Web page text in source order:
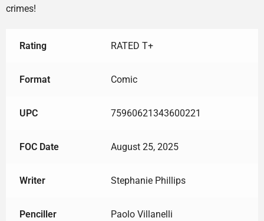
crimes!
Rating RATED T+
Format Comic
UPC 75960621343600221
FOC Date August 25, 2025
Writer Stephanie Phillips
Penciller Paolo Villanelli